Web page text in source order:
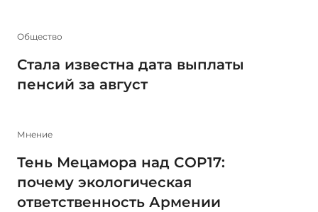
Общество
Стала известна дата выплаты
пенсий за август
Мнение
Тень Мецамора над COP17:
почему экологическая
ответственность Армении